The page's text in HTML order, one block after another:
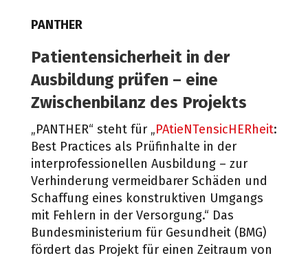
PANTHER
Patientensicherheitin der
Ausbildung prüfen – eine
Zwischenbilanz des Projekts
„PANTHER“ steht für „PAtieNTensicHERheit:
Best Practices als Prüfinhalte in der
interprofessionellen Ausbildung – zur
Verhinderung vermeidbarer Schäden und
Schaffung eines konstruktiven Umgangs
mit Fehlern in der Versorgung.“ Das
Bundesministerium für Gesundheit (BMG)
fördert das Projekt für einen Zeitraum von